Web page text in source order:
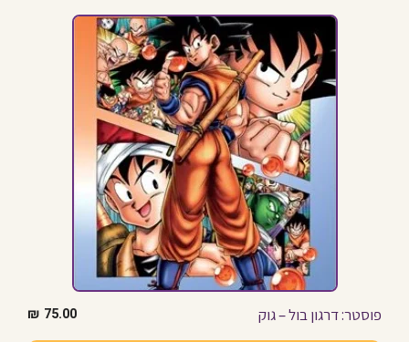
פוסטר: דרגון בול – גוק 75.00
₪